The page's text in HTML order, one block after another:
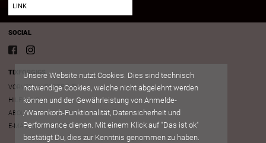
LINK
SOCIAL
TIXFORGIGS
VORVERKAUFSSTELLEN
HILFE/FAQ
ABOUT
E-MAIL AN SUPPORT
Unsere Website nutzt Cookies. Dies sind technisch
notwendige Cookies, welche nicht abgelehnt werden
können und der Gewährleistung von Anmelde-
/Warenkorb-Funktionalität, Datensicherheit und
Performance dienen. Mit einem Klick auf "Das ist ok"
bestätigt Du, dies zur Kenntnis genommen zu haben.